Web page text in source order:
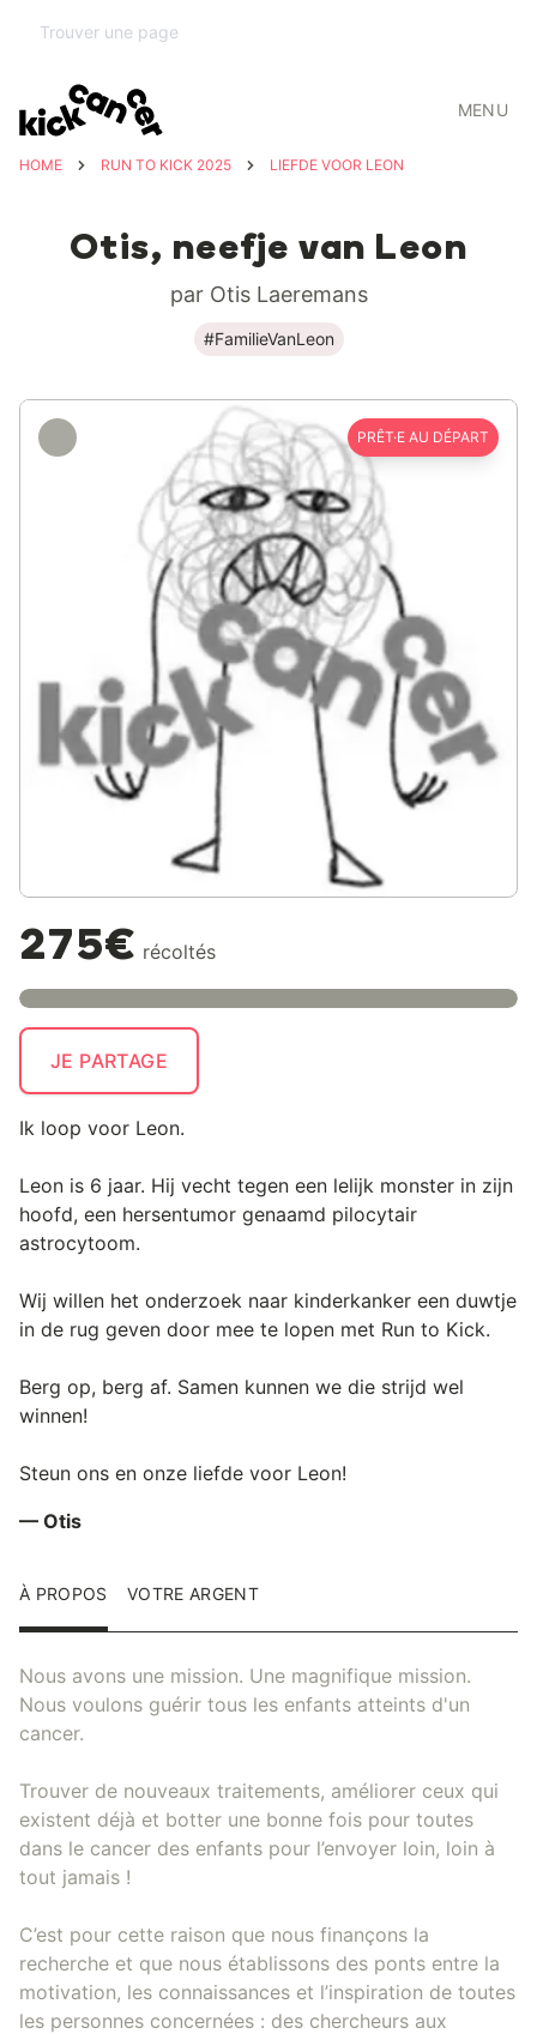
MENU
HOME RUN TO KICK 2025 LIEFDE VOOR LEON
Otis, neefje van Leon
par Otis Laeremans
#FamilieVanLeon
PRÊT·E AU DÉPART
275€ récoltés
JE PARTAGE
Ik loop voor Leon.
Leon is 6 jaar. Hij vecht tegen een lelijk monster in zijn
hoofd, een hersentumor genaamd pilocytair
astrocytoom.
Wij willen het onderzoek naar kinderkanker een duwtje
in de rug geven door mee te lopen met Run to Kick.
Berg op, berg af. Samen kunnen we die strijd wel
winnen!
Steun ons en onze liefde voor Leon!
— Otis
À PROPOS VOTRE ARGENT
Nous avons une mission. Une magnifique mission.
Nous voulons guérir tous les enfants atteints d'un
cancer.
Trouver de nouveaux traitements, améliorer ceux qui
existent déjà et botter une bonne fois pour toutes
dans le cancer des enfants pour l’envoyer loin, loin à
tout jamais !
C’est pour cette raison que nous finançons la
recherche et que nous établissons des ponts entre la
motivation, les connaissances et l’inspiration de toutes
les personnes concernées : des chercheurs aux